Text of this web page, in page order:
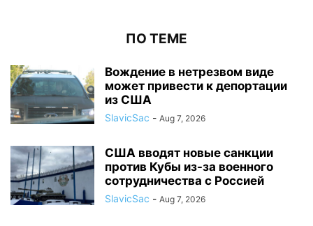
ПО ТЕМЕ
Вождение в нетрезвом виде
может привести к депортации
из США
SlavicSac - Aug 7, 2026
США вводят новые санкции
против Кубы из-за военного
сотрудничества с Россией
SlavicSac - Aug 7, 2026